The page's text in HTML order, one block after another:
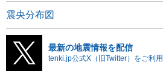
震央分布図
最新の地震情報を配信
tenki.jp公式X（旧Twitter）をご利用